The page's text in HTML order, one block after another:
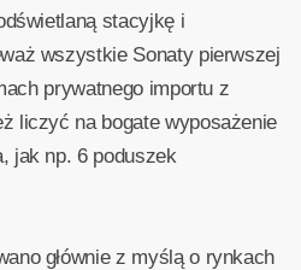
stacyjkę i
wszystkie Sonaty pierwszej
prywatnego importu z
liczyć na bogate wyposażenie
jak np. 6 poduszek
głównie z myślą o rynkach